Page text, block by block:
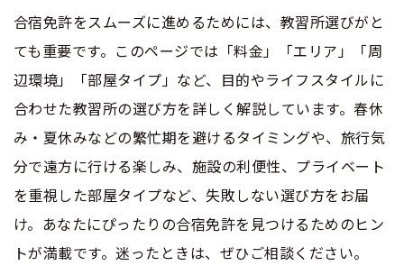
準中型車
中型車
大型車
大特
けん引
特集ページ一覧
格安シーズン料金
出発地別おすすめ校
こだわり、テーマから探す
360度パノラマ教習所
教育訓練給付金制度
合宿免許選びのアドバイス
合宿免許の入校までの流れ
合宿免許での免許取得の流れ
運転免許別モデルスケジュール
合宿免許に役立つ情報
合宿免許で最短合格するには
高校生は運転免許を取れる？
免許取消・失効による再取得
冬・雪国の合宿免許は大丈夫？
みんなが選んだ合宿免許の条件
合宿免許ナビについて
会社情報・代表メッセージ
会社概要
会社沿革・歴史
登録商標
お気に入りの教習所一覧
運転者適性診断
0120-49-5522
安心・お得・早い・充実の合宿免許
合宿免許選びのアドバイス
合宿免許での免許取得の流れ
合宿免許をスムーズに進めるためには、教習所選びがと
ても重要です。このページでは「料金」「エリア」「周
辺環境」「部屋タイプ」など、目的やライフスタイルに
合わせた教習所の選び方を詳しく解説しています。春休
み・夏休みなどの繁忙期を避けるタイミングや、旅行気
分で遠方に行ける楽しみ、施設の利便性、プライベート
を重視した部屋タイプなど、失敗しない選び方をお届
け。あなたにぴったりの合宿免許を見つけるためのヒン
トが満載です。迷ったときは、ぜひご相談ください。